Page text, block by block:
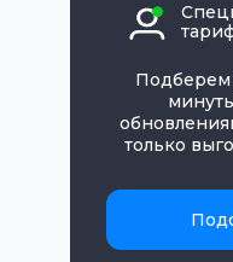
Подберем
только